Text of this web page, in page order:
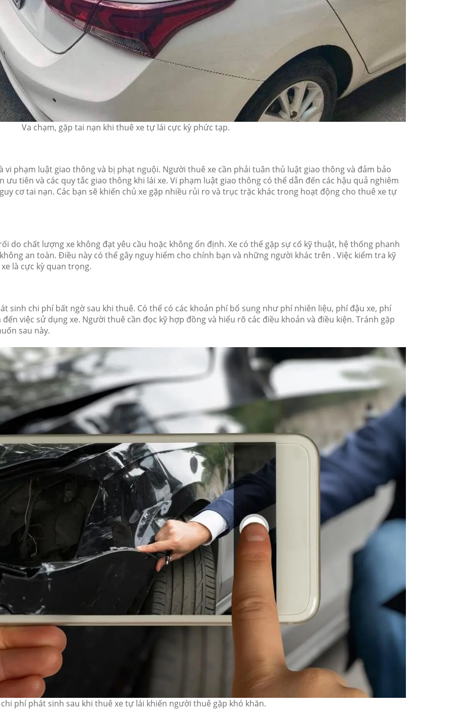
Va chạm, gặp tai nạn khi thuê xe tự lái cực kỳ phức tạp.
phạm luật giao thông và bị phạt nguội. Người thuê xe cần phải tuân thủ luật giao thông và đảm bảo
ưu tiên và các quy tắc giao thông khi lái xe. Vi phạm luật giao thông có thể dẫn đến các hậu quả nghiêm
cơ tai nạn. Các bạn sẽ khiến chủ xe gặp nhiều rủi ro và trục trặc khác trong hoạt động cho thuê xe tự
do chất lượng xe không đạt yêu cầu hoặc không ổn định. Xe có thể gặp sự cố kỹ thuật, hệ thống phanh
an toàn. Điều này có thể gây nguy hiểm cho chính bạn và những người khác trên . Việc kiểm tra kỹ
là cực kỳ quan trọng.
sinh chi phí bất ngờ sau khi thuê. Có thể có các khoản phí bổ sung như phí nhiên liệu, phí đậu xe, phí
việc sử dụng xe. Người thuê cần đọc kỹ hợp đồng và hiểu rõ các điều khoản và điều kiện. Tránh gặp
sau này.
chi phí phát sinh sau khi thuê xe tự lái khiến người thuê gặp khó khăn.